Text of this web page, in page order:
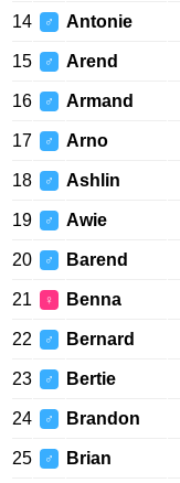
14 ♂ Antonie
15 ♂ Arend
16 ♂ Armand
17 ♂ Arno
18 ♂ Ashlin
19 ♂ Awie
20 ♂ Barend
21 ♀ Benna
22 ♂ Bernard
23 ♂ Bertie
24 ♂ Brandon
25 ♂ Brian